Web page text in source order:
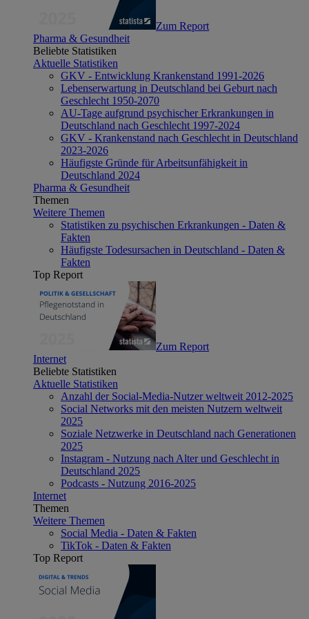
Zum Report
Pharma & Gesundheit
Beliebte Statistiken
Aktuelle Statistiken
GKV - Entwicklung Krankenstand 1991-2026
Lebenserwartung in Deutschland bei Geburt nach
Geschlecht 1950-2070
AU-Tage aufgrund psychischer Erkrankungen in
Deutschland nach Geschlecht 1997-2024
GKV - Krankenstand nach Geschlecht in Deutschland
2023-2026
Häufigste Gründe für Arbeitsunfähigkeit in
Deutschland 2024
Pharma & Gesundheit
Themen
Weitere Themen
Statistiken zu psychischen Erkrankungen - Daten &
Fakten
Häufigste Todesursachen in Deutschland - Daten &
Fakten
Top Report
Zum Report
Internet
Beliebte Statistiken
Aktuelle Statistiken
Anzahl der Social-Media-Nutzer weltweit 2012-2025
Social Networks mit den meisten Nutzern weltweit
2025
Soziale Netzwerke in Deutschland nach Generationen
2025
Instagram - Nutzung nach Alter und Geschlecht in
Deutschland 2025
Podcasts - Nutzung 2016-2025
Internet
Themen
Weitere Themen
Social Media - Daten & Fakten
TikTok - Daten & Fakten
Top Report